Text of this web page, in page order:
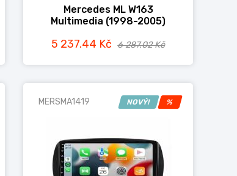
Mercedes ML W163
Multimedia (1998-2005)
5 237.44 Kč 6 287.02 Kč
NOVÝ! %
MERSMA1419